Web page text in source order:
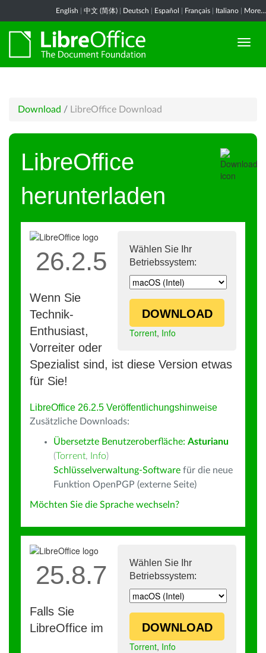
English 中文 (简体) Deutsch Español Français Italiano More...
Download / LibreOffice Download
LibreOffice
herunterladen
Wählen Sie Ihr
Betriebssystem:
DOWNLOAD
Torrent, Info
26.2.5
Wenn Sie
Technik-
Enthusiast,
Vorreiter oder
Spezialist sind, ist diese Version etwas
für Sie!
LibreOffice 26.2.5 Veröffentlichungshinweise
Zusätzliche Downloads:
Übersetzte Benutzeroberfläche: Asturianu
(Torrent, Info)
Schlüsselverwaltung-Software für die neue
Funktion OpenPGP (externe Seite)
Möchten Sie die Sprache wechseln?
Wählen Sie Ihr
Betriebssystem:
DOWNLOAD
Torrent, Info
25.8.7
Falls Sie
LibreOffice im